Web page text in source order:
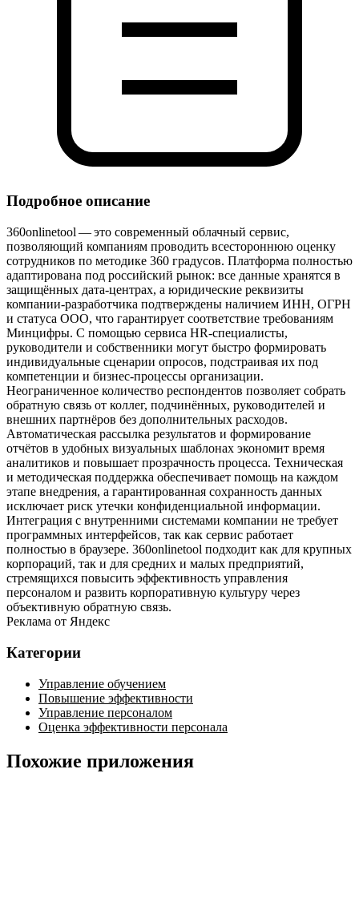
Подробное описание
360onlinetool — это современный облачный сервис,
позволяющий компаниям проводить всестороннюю оценку
сотрудников по методике 360 градусов. Платформа полностью
адаптирована под российский рынок: все данные хранятся в
защищённых дата‑центрах, а юридические реквизиты
компании‑разработчика подтверждены наличием ИНН, ОГРН
и статуса ООО, что гарантирует соответствие требованиям
Минцифры. С помощью сервиса HR‑специалисты,
руководители и собственники могут быстро формировать
индивидуальные сценарии опросов, подстраивая их под
компетенции и бизнес‑процессы организации.
Неограниченное количество респондентов позволяет собрать
обратную связь от коллег, подчинённых, руководителей и
внешних партнёров без дополнительных расходов.
Автоматическая рассылка результатов и формирование
отчётов в удобных визуальных шаблонах экономит время
аналитиков и повышает прозрачность процесса. Техническая
и методическая поддержка обеспечивает помощь на каждом
этапе внедрения, а гарантированная сохранность данных
исключает риск утечки конфиденциальной информации.
Интеграция с внутренними системами компании не требует
программных интерфейсов, так как сервис работает
полностью в браузере. 360onlinetool подходит как для крупных
корпораций, так и для средних и малых предприятий,
стремящихся повысить эффективность управления
персоналом и развить корпоративную культуру через
объективную обратную связь.
Реклама от Яндекс
Категории
Управление обучением
Повышение эффективности
Управление персоналом
Оценка эффективности персонала
Похожие приложения